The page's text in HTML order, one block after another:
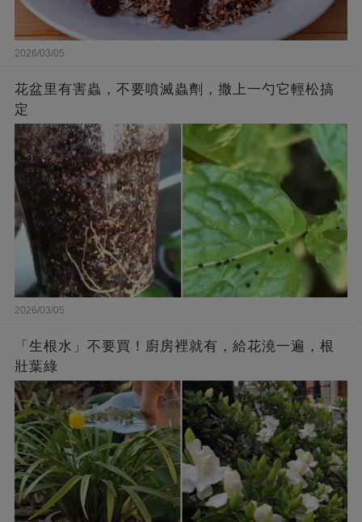
2026/03/05
花盆里有害蟲，不要噴滅蟲劑，撒上一勺它輕松搞
定
2026/03/05
「生根水」不要買！廚房裡就有，給花澆一遍，根
壯葉綠